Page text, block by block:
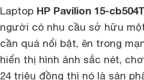
Laptop HP Pavilion 15-
người có nhu cầu sở hữu
cần quá nổi bật, ên trong
hiển thị hình ảnh sắc nét,
24 triệu đồng thì nó là sản